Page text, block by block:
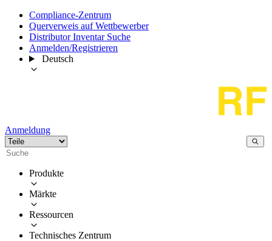
Compliance-Zentrum
Querverweis auf Wettbewerber
Distributor Inventar Suche
Anmelden/Registrieren
Deutsch
Anmeldung
Produkte
Märkte
Ressourcen
Technisches Zentrum